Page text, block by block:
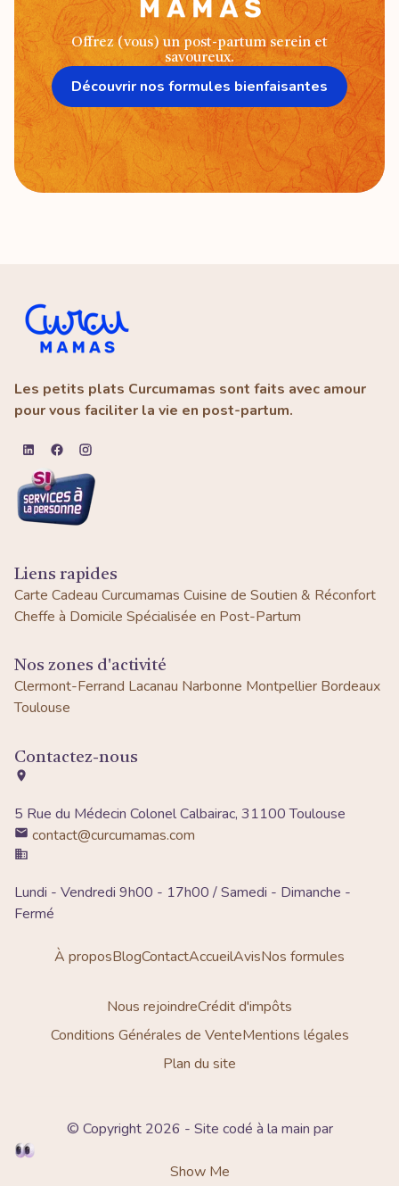
Offrez (vous) un post-partum serein et
savoureux.
Découvrir nos formules bienfaisantes
Les petits plats Curcumamas sont faits avec amour
pour vous faciliter la vie en post-partum.
Liens rapides
Carte Cadeau Curcumamas Cuisine de Soutien & Réconfort
Cheffe à Domicile Spécialisée en Post-Partum
Nos zones d'activité
Clermont-Ferrand Lacanau Narbonne Montpellier Bordeaux
Toulouse
Contactez-nous
5 Rue du Médecin Colonel Calbairac, 31100 Toulouse
contact@curcumamas.com
Lundi - Vendredi 9h00 - 17h00 / Samedi - Dimanche -
Fermé
À proposBlogContactAccueilAvisNos formules
Nous rejoindreCrédit d'impôts
Conditions Générales de VenteMentions légales
Plan du site
© Copyright 2026 - Site codé à la main par
Show Me